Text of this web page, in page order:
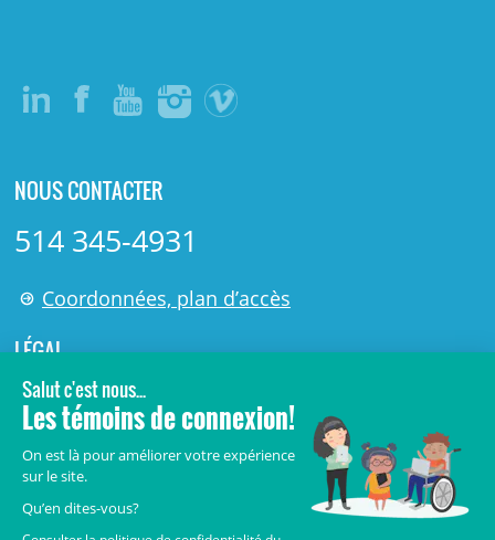
NOUS CONTACTER
514 345-4931
Coordonnées, plan d’accès
LÉGAL
© 2006-2026Centre de recherche Azrieli du CHU Sainte-
Justine.
Avis légaux